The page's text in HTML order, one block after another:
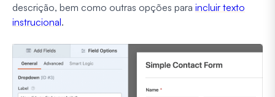
descrição, bem como outras opções para incluir texto
instrucional.